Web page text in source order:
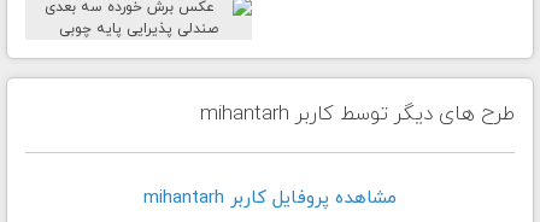
طرح های دیگر توسط کاربر mihantarh
مشاهده پروفايل کاربر mihantarh